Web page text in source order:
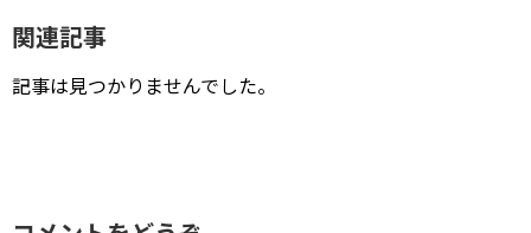
関連記事
記事は見つかりませんでした。